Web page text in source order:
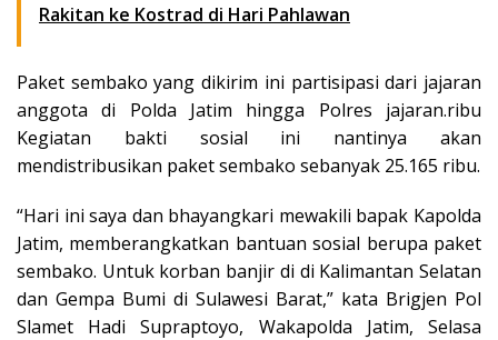
Rakitan ke Kostrad di Hari Pahlawan
Paket sembako yang dikirim ini partisipasi dari jajaran
anggota di Polda Jatim hingga Polres jajaran.ribu
Kegiatan bakti sosial ini nantinya akan
mendistribusikan paket sembako sebanyak 25.165 ribu.
“Hari ini saya dan bhayangkari mewakili bapak Kapolda
Jatim, memberangkatkan bantuan sosial berupa paket
sembako. Untuk korban banjir di di Kalimantan Selatan
dan Gempa Bumi di Sulawesi Barat,” kata Brigjen Pol
Slamet Hadi Supraptoyo, Wakapolda Jatim, Selasa